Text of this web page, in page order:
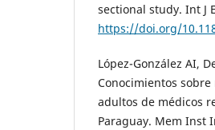
sectional study. Int J
https://doi.org/
López-González AI,
Conocimientos
adultos de médicos
Paraguay. Mem Inst